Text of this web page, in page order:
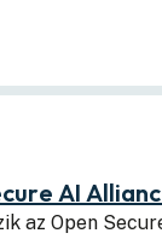
AI
az Open